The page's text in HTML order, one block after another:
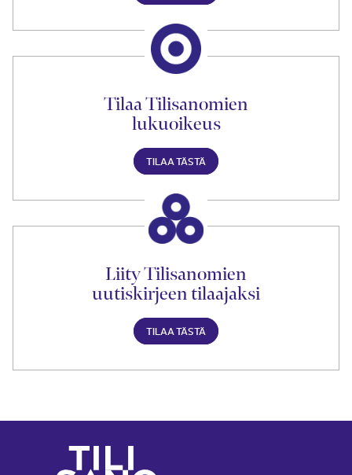
Tilaa Tilisanomien
lukuoikeus
TILAA TÄSTÄ
Liity Tilisanomien
uutiskirjeen tilaajaksi
TILAA TÄSTÄ